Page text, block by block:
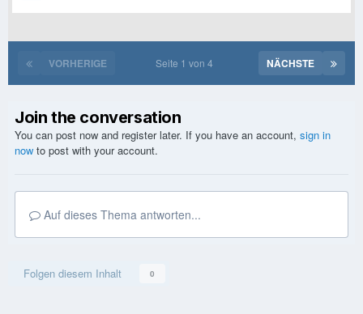
VORHERIGE NÄCHSTE
Seite 1 von 4
Join the conversation
You can post now and register later. If you have an account, sign in
now to post with your account.
Auf dieses Thema antworten...
Folgen diesem Inhalt 0